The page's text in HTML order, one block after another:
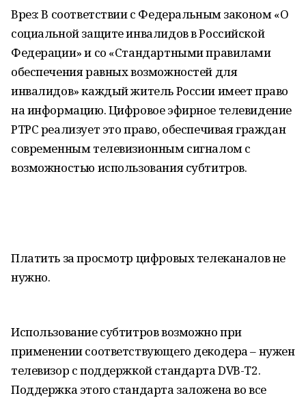
Врез: В соответствии с Федеральным законом «О
социальной защите инвалидов в Российской
Федерации» и со «Стандартными правилами
обеспечения равных возможностей для
инвалидов» каждый житель России имеет право
на информацию. Цифровое эфирное телевидение
РТРС реализует это право, обеспечивая граждан
современным телевизионным сигналом с
возможностью использования субтитров.
Платить за просмотр цифровых телеканалов не
нужно.
Использование субтитров возможно при
применении соответствующего декодера – нужен
телевизор с поддержкой стандарта DVB-T2.
Поддержка этого стандарта заложена во все